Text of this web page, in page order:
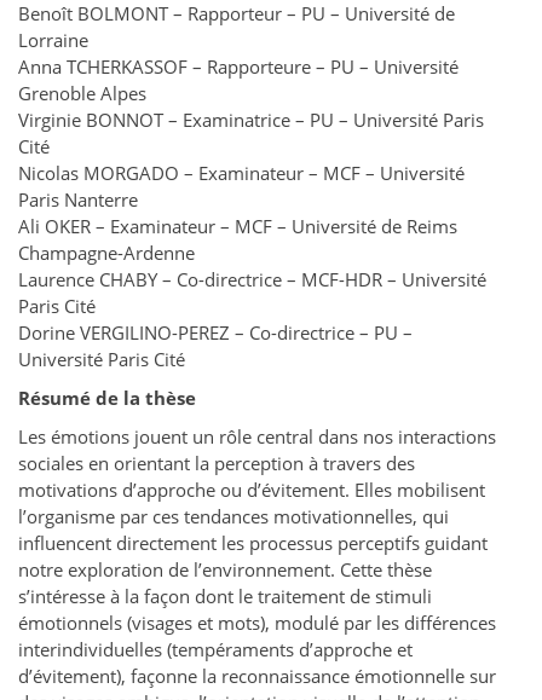
Benoît BOLMONT – Rapporteur – PU – Université de
Lorraine
Anna TCHERKASSOF – Rapporteure – PU – Université
Grenoble Alpes
Virginie BONNOT – Examinatrice – PU – Université Paris
Cité
Nicolas MORGADO – Examinateur – MCF – Université
Paris Nanterre
Ali OKER – Examinateur – MCF – Université de Reims
Champagne-Ardenne
Laurence CHABY – Co-directrice – MCF-HDR – Université
Paris Cité
Dorine VERGILINO-PEREZ – Co-directrice – PU –
Université Paris Cité
Résumé de la thèse
Les émotions jouent un rôle central dans nos interactions
sociales en orientant la perception à travers des
motivations d’approche ou d’évitement. Elles mobilisent
l’organisme par ces tendances motivationnelles, qui
influencent directement les processus perceptifs guidant
notre exploration de l’environnement. Cette thèse
s’intéresse à la façon dont le traitement de stimuli
émotionnels (visages et mots), modulé par les différences
interindividuelles (tempéraments d’approche et
d’évitement), façonne la reconnaissance émotionnelle sur